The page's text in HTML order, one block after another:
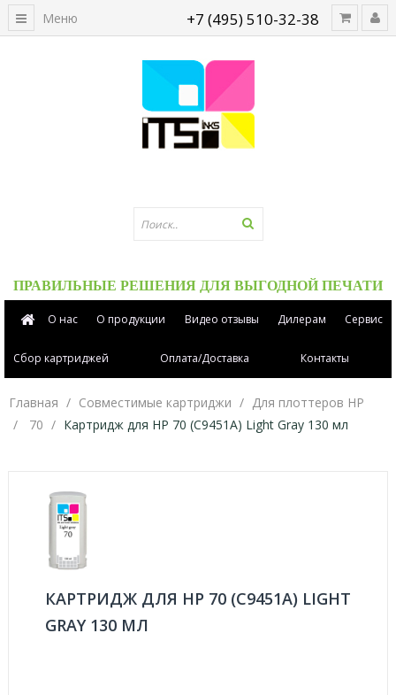
+7 (495) 510-32-38
ПРАВИЛЬНЫЕ РЕШЕНИЯ ДЛЯ ВЫГОДНОЙ ПЕЧАТИ
Меню
О нас О продукции Видео отзывы Дилерам Сервис
Сбор картриджей Оплата/Доставка Контакты
Главная Совместимые картриджи
Для плоттеров HP
70
Картридж для HP 70 (C9451A) Light Gray 130 мл
КАРТРИДЖ ДЛЯ HP 70 (C9451A) LIGHT
GRAY 130 МЛ